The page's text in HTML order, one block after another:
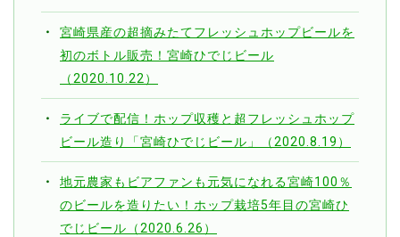
宮崎県産の超摘みたてフレッシュホップビールを
初のボトル販売！宮崎ひでじビール
（2020.10.22）
ライブで配信！ホップ収穫と超フレッシュホップ
ビール造り「宮崎ひでじビール」（2020.8.19）
地元農家もビアファンも元気になれる宮崎100％
のビールを造りたい！ホップ栽培5年目の宮崎ひ
でじビール（2020.6.26）